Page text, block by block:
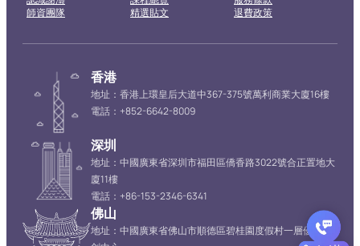
師資團隊
精選貼文
退費政策
香港
地址：香港上環皇后大道中367-375號萬利商業大廈16樓
電話：+852-6642-8009
深圳
地址：中國廣東省深圳市福田區僑香路3022號合正置地大
廈11樓
電話：+86-153-2346-6341
佛山
地址：中國廣東省佛山市順德區碧桂園度假村一層優易牛